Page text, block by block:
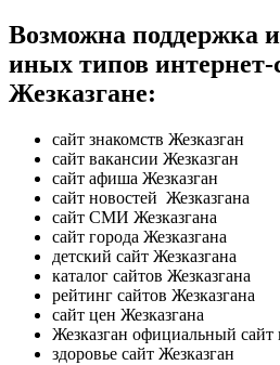
Возможна поддержка
иных типов интернет-
Жезказгане:
сайт знакомств Жезказган
сайт вакансии Жезказган
сайт афиша Жезказган
сайт новостей Жезказгана
сайт СМИ Жезказгана
сайт города Жезказгана
детский сайт Жезказгана
каталог сайтов Жезказгана
рейтинг сайтов Жезказгана
сайт цен Жезказгана
Жезказган официальный сайт
здоровье сайт Жезказган